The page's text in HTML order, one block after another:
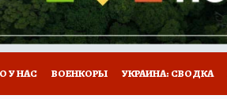
У НАС ВОЕНКОРЫ УКРАИНА: СВОДКА